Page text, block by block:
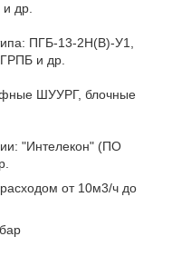
др.
ПГБ-13-2Н(В)-У1,
и др.
ШУУРГ, блочные
"Интелекон" (ПО
от 10м3/ч до